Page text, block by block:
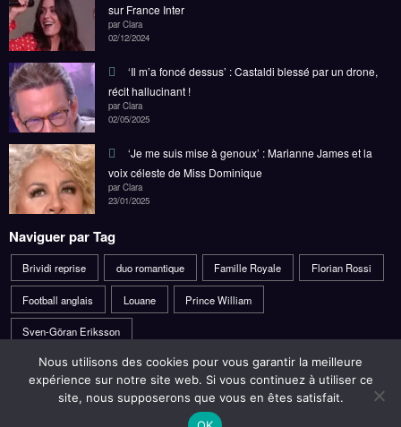
sur France Inter
par Clara
02/12/2024
‘Il m’a foncé dessus’ : Castaldi blessé par un drone,
récit hallucinant !
par Clara
02/05/2025
‘Je me suis mise à genoux’ : Marianne James et la
voix céleste de Miss Dominique
par Clara
23/01/2025
Naviguer par Tag
Brividi reprise duo romantique Famille Royale Florian Rossi
Football anglais Louane Prince William
Sven-Göran Eriksson
C.G.U A propos
Nous utilisons des cookies pour vous garantir la meilleure
expérience sur notre site web. Si vous continuez à utiliser ce
site, nous supposerons que vous en êtes satisfait.